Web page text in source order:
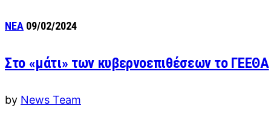
ΝΕΑ 09/02/2024
Στο «μάτι» των κυβερνοεπιθέσεων το ΓΕΕΘΑ
by News Team